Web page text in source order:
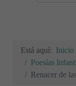
Está aquí: Inicio
Poesías
Renacer de